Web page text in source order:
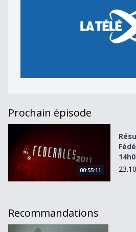
Prochain épisode
00:55:11
Recommandations